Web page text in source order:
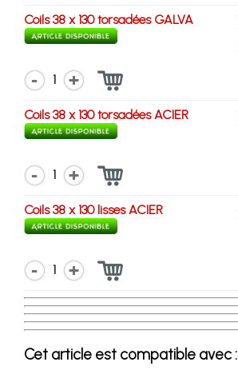
Coils 38 x 130 torsadées GALVA
1
Coils 38 x 130 torsadées ACIER
1
Coils 38 x 130 lisses ACIER
1
Cet article est compatible avec :